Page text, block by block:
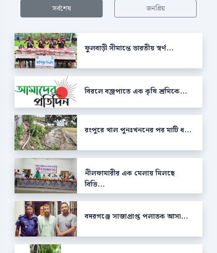
সর্বশেষ জনপ্রিয়
ফুলবাড়ী সীমান্তে ভারতীয় স্বর্ণ...
বিরলে বজ্রপাতে এক কৃষি শ্রমিকে...
রংপুরে খাল পুনঃখননের পর মাটি ধ...
নীলফামারীর এক মেলায় মিলছে
বিভি...
বদরগঞ্জে সাজাপ্রাপ্ত পলাতক আসা...